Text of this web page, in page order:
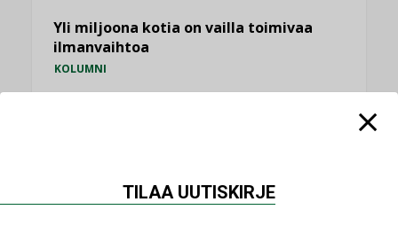
Yli miljoona kotia on vailla toimivaa
ilmanvaihtoa
KOLUMNI
Vesi- ja viemärimitoittaminen on
jämähtänyt ajassa paikalleen
TILAA UUTISKIRJE